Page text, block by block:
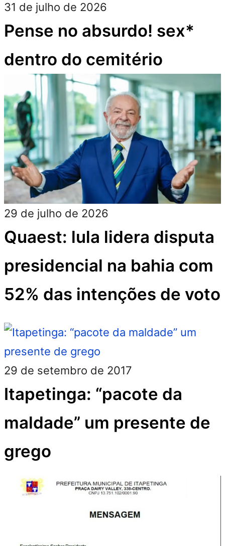
31 de julho de 2026
Pense no absurdo! sex*
dentro do cemitério
29 de julho de 2026
Quaest: lula lidera disputa
presidencial na bahia com
52% das intenções de voto
29 de setembro de 2017
Itapetinga: “pacote da
maldade” um presente de
grego